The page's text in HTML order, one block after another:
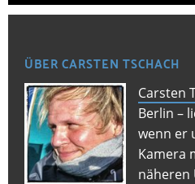
ÜBER CARSTEN TSCHACH
Carsten
Berlin –
wenn er
Kamera
näheren